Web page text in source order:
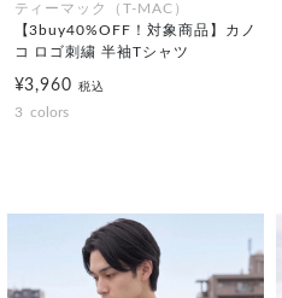
ティーマック（T-MAC）
【3buy40%OFF！対象商品】カノ
コ ロゴ刺繍 半袖Tシャツ
¥3,960税込
3 colors